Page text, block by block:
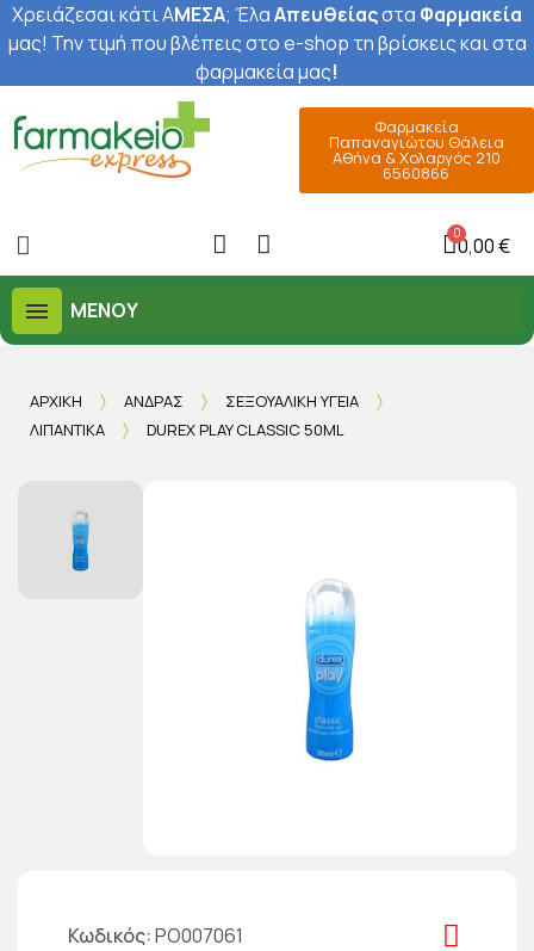
Χρειάζεσαι κάτι ΑΜΕΣΑ; ΈλαΑπευθείαςστα Φαρμακεία
μας! Την τιμή που βλέπεις στο e-shop τη βρίσκεις και στα
φαρμακεία μας!
Φαρμακεία
Παπαναγιώτου Θάλεια
Αθήνα & Χολαργός 210
6560866
0,00 €
ΜΕΝΟΎ
ΑΡΧΙΚΉ ΆΝΔΡΑΣ
ΣΕΞΟΥΑΛΙΚΉ ΥΓΕΊΑ
ΛΙΠΑΝΤΙΚΆ
DUREX PLAY CLASSIC 50ML
Κωδικός PO007061